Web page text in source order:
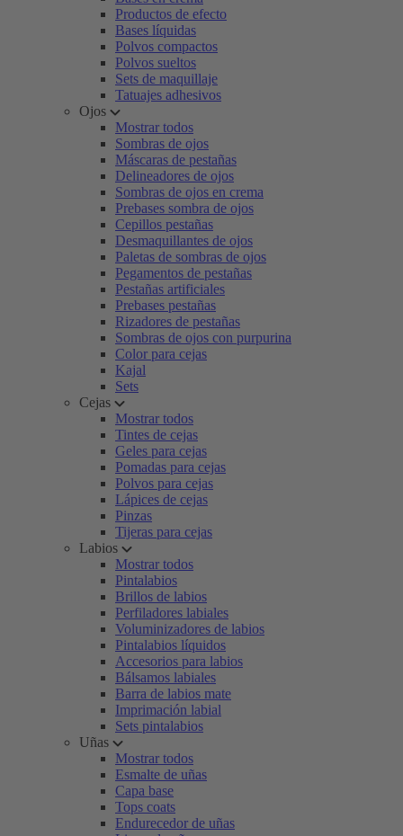
Productos de efecto
Bases líquidas
Polvos compactos
Polvos sueltos
Sets de maquillaje
Tatuajes adhesivos
Ojos
Mostrar todos
Sombras de ojos
Máscaras de pestañas
Delineadores de ojos
Sombras de ojos en crema
Prebases sombra de ojos
Cepillos pestañas
Desmaquillantes de ojos
Paletas de sombras de ojos
Pegamentos de pestañas
Pestañas artificiales
Prebases pestañas
Rizadores de pestañas
Sombras de ojos con purpurina
Color para cejas
Kajal
Sets
Cejas
Mostrar todos
Tintes de cejas
Geles para cejas
Pomadas para cejas
Polvos para cejas
Lápices de cejas
Pinzas
Tijeras para cejas
Labios
Mostrar todos
Pintalabios
Brillos de labios
Perfiladores labiales
Voluminizadores de labios
Pintalabios líquidos
Accesorios para labios
Bálsamos labiales
Barra de labios mate
Imprimación labial
Sets pintalabios
Uñas
Mostrar todos
Esmalte de uñas
Capa base
Tops coats
Endurecedor de uñas